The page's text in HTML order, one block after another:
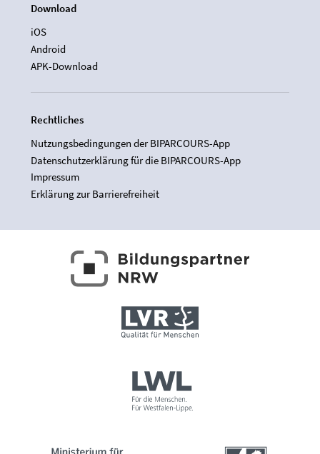
Download
iOS
Android
APK-Download
Rechtliches
Nutzungsbedingungen der BIPARCOURS-App
Datenschutzerklärung für die BIPARCOURS-App
Impressum
Erklärung zur Barrierefreiheit